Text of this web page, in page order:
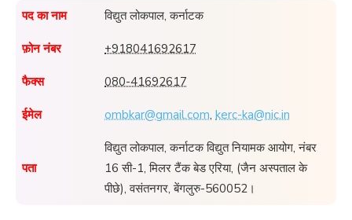
पद का नाम विद्युत लोकपाल, कर्नाटक
फ़ोन नंबर +918041692617
फैक्स 080-41692617
ईमेल ombkar@gmail.com, kerc-ka@nic.in
पता
विद्युत लोकपाल, कर्नाटक विद्युत नियामक आयोग, नंबर
16 सी-1, मिलर टैंक बेड एरिया, (जैन अस्पताल के
पीछे), वसंतनगर, बेंगलुरु-560052।